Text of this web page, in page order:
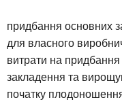
придбання основних
для власного
витрати на
закладення та
початку